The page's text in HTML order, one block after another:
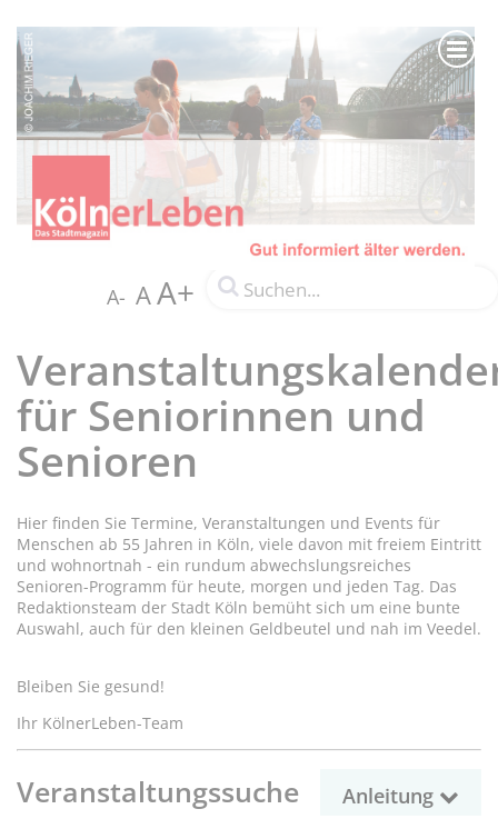
A- AA+
für Seniorinnen und
Senioren
Hier finden Sie Termine, Veranstaltungen und Events für
Menschen ab 55 Jahren in Köln, viele davon mit freiem Eintritt
und wohnortnah - ein rundum abwechslungsreiches
Senioren-Programm für heute, morgen und jeden Tag. Das
Redaktionsteam der Stadt Köln bemüht sich um eine bunte
Auswahl, auch für den kleinen Geldbeutel und nah im Veedel.
Bleiben Sie gesund!
Ihr KölnerLeben-Team
Veranstaltungssuche Anleitung